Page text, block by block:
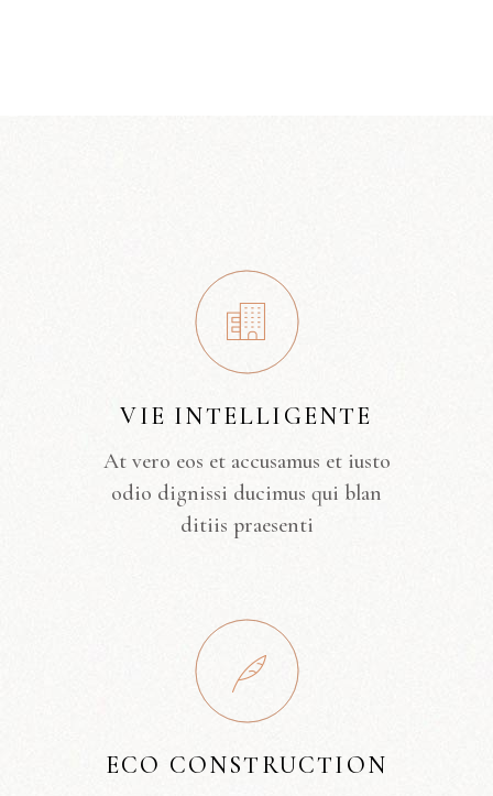
VIE INTELLIGENTE
At vero eos et accusamus et iusto
odio dignissi ducimus qui blan
ditiis praesenti
ECO CONSTRUCTION